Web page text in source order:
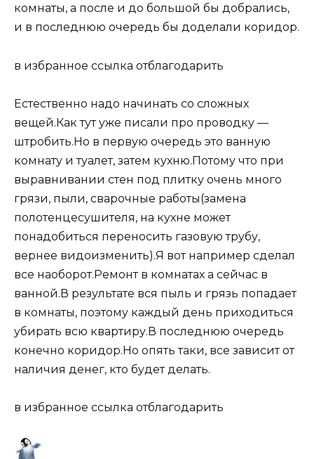
комнаты, а после и до большой бы добрались,
и в последнюю очередь бы доделали коридор.
в избранное ссылка отблагодарить
Естественно надо начинать со сложных
вещей.Как тут уже писали про проводку —
штробить.Но в первую очередь это ванную
комнату и туалет, затем кухню.Потому что при
выравнивании стен под плитку очень много
грязи, пыли, сварочные работы(замена
полотенцесушителя, на кухне может
понадобиться переносить газовую трубу,
вернее видоизменить).Я вот например сделал
все наоборот.Ремонт в комнатах а сейчас в
ванной.В результате вся пыль и грязь попадает
в комнаты, поэтому каждый день приходиться
убирать всю квартиру.В последнюю очередь
конечно коридор.Но опять таки, все зависит от
наличия денег, кто будет делать.
в избранное ссылка отблагодарить